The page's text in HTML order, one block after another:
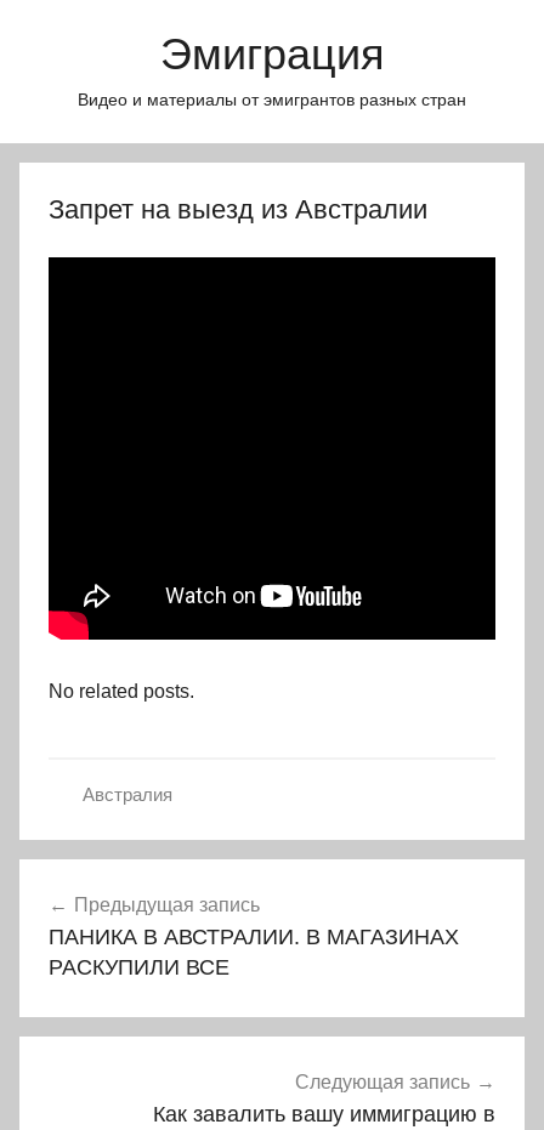
Эмиграция
Видео и материалы от эмигрантов разных стран
Запрет на выезд из Австралии
No related posts.
Австралия
по
записям
Предыдущая запись
ПАНИКА В АВСТРАЛИИ. В МАГАЗИНАХ
РАСКУПИЛИ ВСЕ
Следующая запись
Как завалить вашу иммиграцию в